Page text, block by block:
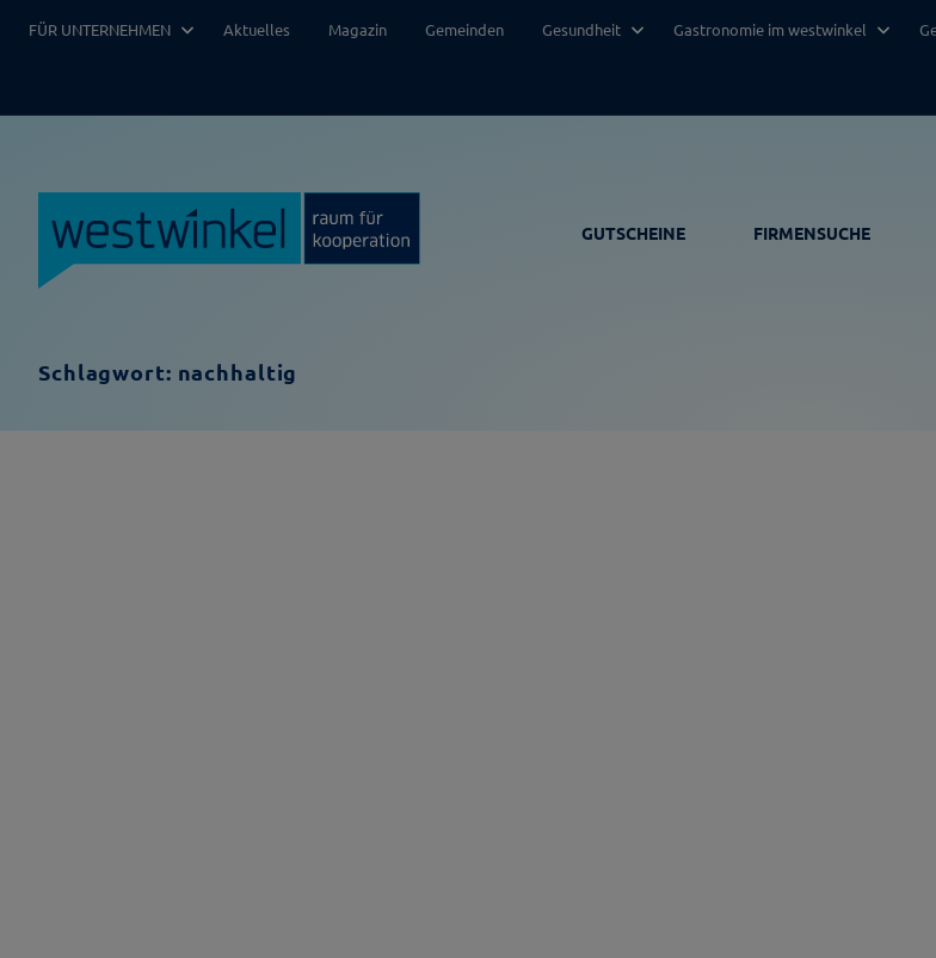
FÜR UNTERNEHMEN Aktuelles Magazin Gemeinden Gesundheit Gastronomie im westwinkel
GUTSCHEINE FIRMENSUCHE
Schlagwort: nachhaltig